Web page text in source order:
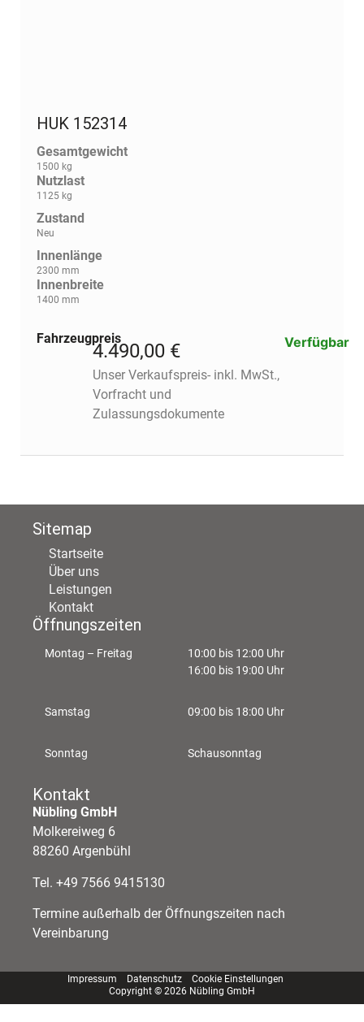
HUK 152314
Gesamtgewicht
1500 kg
Nutzlast
1125 kg
Zustand
Neu
Innenlänge
2300 mm
Innenbreite
1400 mm
Fahrzeugpreis
4.490,00 €
Unser Verkaufspreis- inkl. MwSt.,
Vorfracht und
Zulassungsdokumente
Verfügbar
Sitemap
Startseite
Über uns
Leistungen
Kontakt
Öffnungszeiten
Montag – Freitag
10:00 bis 12:00 Uhr
16:00 bis 19:00 Uhr
Samstag 09:00 bis 18:00 Uhr
Sonntag Schausonntag
Kontakt
Nübling GmbH
Molkereiweg 6
88260 Argenbühl
Tel. +49 7566 9415130
Termine außerhalb der Öffnungszeiten nach
Vereinbarung
Impressum Datenschutz
Cookie Einstellungen
Copyright © 2026 Nübling GmbH